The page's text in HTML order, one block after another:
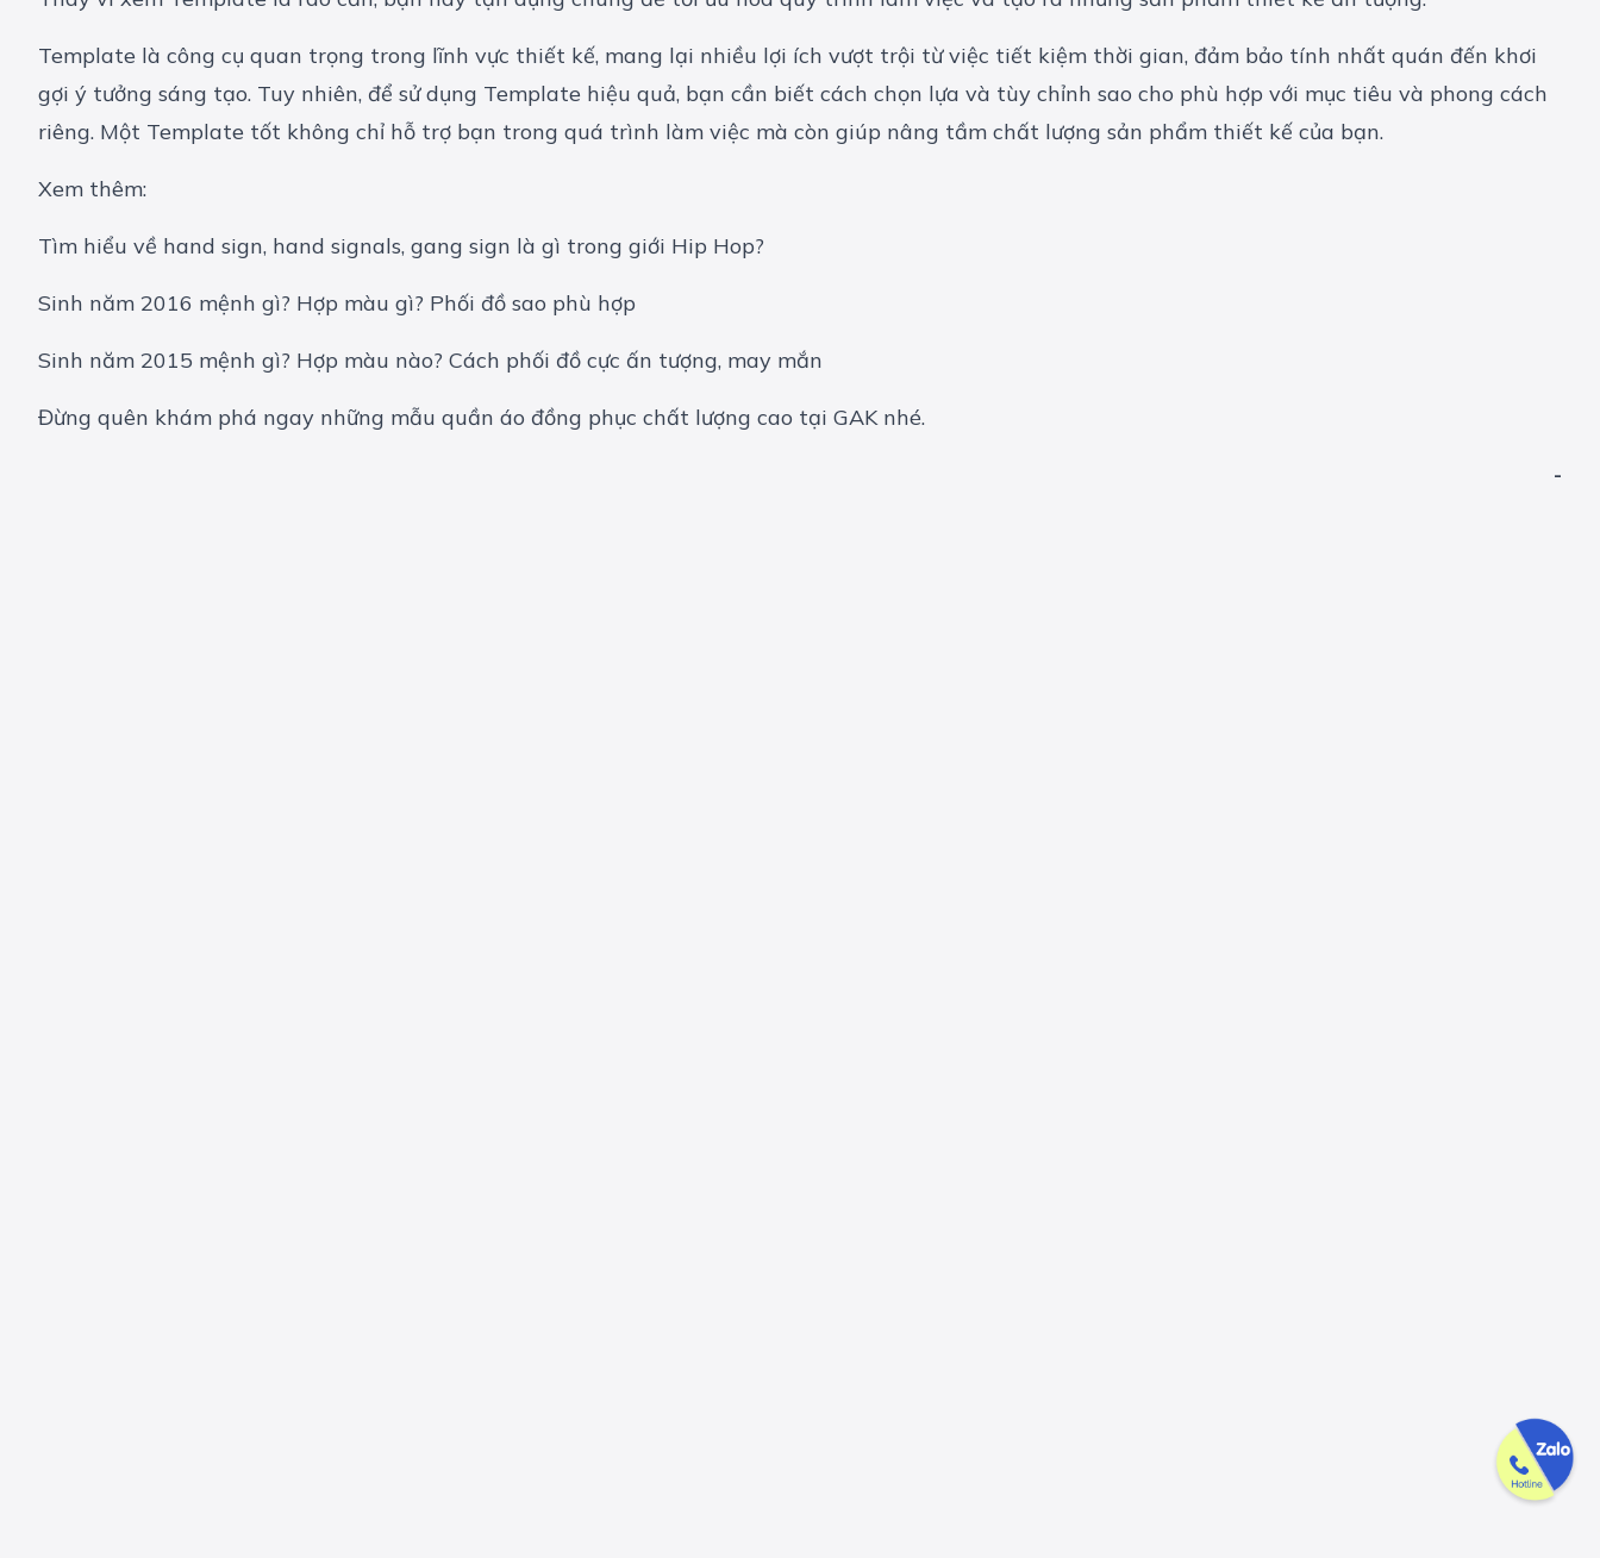
Template là công cụ quan trọng trong lĩnh vực thiết kế, mang lại nhiều lợi ích vượt trội từ việc tiết kiệm thời gian, đảm bảo tính nhất quán đến khơi
gợi ý tưởng sáng tạo. Tuy nhiên, để sử dụng Template hiệu quả, bạn cần biết cách chọn lựa và tùy chỉnh sao cho phù hợp với mục tiêu và phong cách
riêng. Một Template tốt không chỉ hỗ trợ bạn trong quá trình làm việc mà còn giúp nâng tầm chất lượng sản phẩm thiết kế của bạn.
Xem thêm:
Tìm hiểu về hand sign, hand signals, gang sign là gì trong giới Hip Hop?
Sinh năm 2016 mệnh gì? Hợp màu gì? Phối đồ sao phù hợp
Sinh năm 2015 mệnh gì? Hợp màu nào? Cách phối đồ cực ấn tượng, may mắn
Đừng quên khám phá ngay những mẫu quần áo đồng phục chất lượng cao tại GAK nhé.
-